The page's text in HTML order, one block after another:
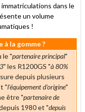
dans le
un volume
!
la gomme ?
le "partenaire principal"
" les R1200GS "à 80%
depuis plusieurs
"l'équipement d'origine"
être "partenaire de
1980 et "depuis